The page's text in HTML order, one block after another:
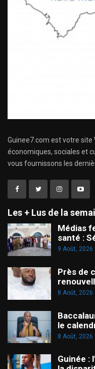
Guinee7.com est votre
économiques, sociales et
vous fournissons les
Les + Lus de la
Médias
santé :
9 Août, 2026
Près de
8 Août, 2026
le
8 Août, 2026
Guinée :